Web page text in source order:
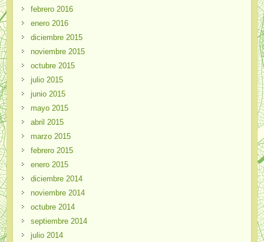
febrero 2016
enero 2016
diciembre 2015
noviembre 2015
octubre 2015
julio 2015
junio 2015
mayo 2015
abril 2015
marzo 2015
febrero 2015
enero 2015
diciembre 2014
noviembre 2014
octubre 2014
septiembre 2014
julio 2014